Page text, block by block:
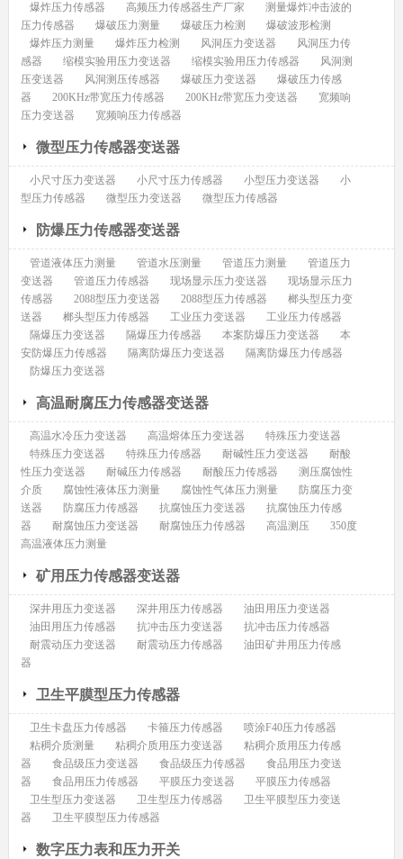
爆炸压力传感器 高频压力传感器生产厂家
测量爆炸冲击波的
压力传感器
爆破压力测量 爆破压力检测
爆破波形检测
爆炸压力测量
爆炸压力检测 风洞压力变送器
风洞压力传
感器
缩模实验用压力变送器 缩模实验用压力传感器
风洞测
压变送器
风洞测压传感器 爆破压力变送器
爆破压力传感
器
200KHz带宽压力传感器 200KHz带宽压力变送器
宽频响
压力变送器
宽频响压力传感器
微型压力传感器变送器
小尺寸压力变送器 小尺寸压力传感器 小型压力变送器
小
型压力传感器
微型压力变送器 微型压力传感器
防爆压力传感器变送器
管道液体压力测量 管道水压测量 管道压力测量
管道压力
变送器
管道压力传感器 现场显示压力变送器
现场显示压力
传感器
2088型压力变送器 2088型压力传感器
榔头型压力变
送器
榔头型压力传感器 工业压力变送器
工业压力传感器
隔爆压力变送器
隔爆压力传感器 本案防爆压力变送器
本
安防爆压力传感器
隔离防爆压力变送器
隔离防爆压力传感器
防爆压力变送器
高温耐腐压力传感器变送器
高温水冷压力变送器 高温熔体压力变送器
特殊压力变送器
特殊压力变送器
特殊压力传感器 耐碱性压力变送器
耐酸
性压力变送器
耐碱压力传感器 耐酸压力传感器
测压腐蚀性
介质
腐蚀性液体压力测量 腐蚀性气体压力测量
防腐压力变
送器
防腐压力传感器 抗腐蚀压力变送器
抗腐蚀压力传感
器
耐腐蚀压力变送器 耐腐蚀压力传感器 高温测压
350度
高温液体压力测量
矿用压力传感器变送器
深井用压力变送器 深井用压力传感器
油田用压力变送器
油田用压力传感器
抗冲击压力变送器
抗冲击压力传感器
耐震动压力变送器
耐震动压力传感器
油田矿井用压力传感
器
卫生平膜型压力传感器
卫生卡盘压力传感器 卡箍压力传感器
喷涂F40压力传感器
粘稠介质测量
粘稠介质用压力变送器
粘稠介质用压力传感
器
食品级压力变送器 食品级压力传感器
食品用压力变送
器
食品用压力传感器 平膜压力变送器
平膜压力传感器
卫生型压力变送器
卫生型压力传感器
卫生平膜型压力变送
器
卫生平膜型压力传感器
数字压力表和压力开关